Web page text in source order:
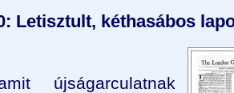
Letisztult, kéthasábos
újságarculatnak